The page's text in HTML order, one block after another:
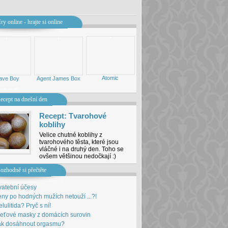
online - hrajte si online
Atomic
Agent James Box
Boy
na dnešní den
Recept: Tvarohové
koblihy
Velice chutné koblihy z
tvarohového těsta, které jsou
vláčné i na druhý den. Toho se
ovšem většinou nedočkají :)
si přečtěte
účesy
po hodných mužích netouží ...?!
Pryč s ní!
masky z domácích surovin
dosáhnout orgasmu?